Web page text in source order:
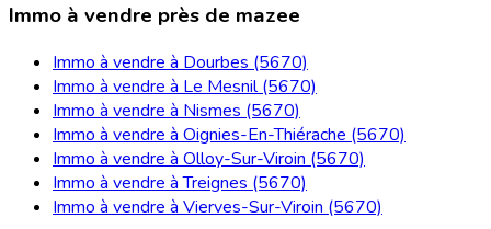
Immo à vendre près de mazee
Immo à vendre à Dourbes (5670)
Immo à vendre à Le Mesnil (5670)
Immo à vendre à Nismes (5670)
Immo à vendre à Oignies-En-Thiérache (5670)
Immo à vendre à Olloy-Sur-Viroin (5670)
Immo à vendre à Treignes (5670)
Immo à vendre à Vierves-Sur-Viroin (5670)